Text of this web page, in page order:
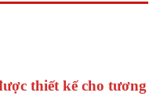
thiết kế cho tương